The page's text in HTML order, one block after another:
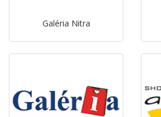
Galéria Nitra